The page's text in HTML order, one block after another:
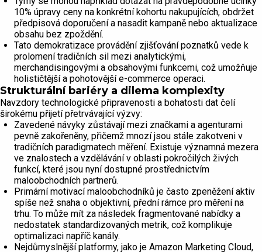
10% úpravy ceny na konkrétní kohortu nakupujících, obdržet
předpisová doporučení a nasadit kampaně nebo aktualizace
obsahu bez zpoždění.
Tato demokratizace provádění zjišťování poznatků vede k
prolomení tradičních sil mezi analytickými,
merchandisingovými a obsahovými funkcemi, což umožňuje
holističtější a pohotovější e-commerce operaci.
Strukturální bariéry a dilema komplexity
Navzdory technologické připravenosti a bohatosti dat čelí
širokému přijetí přetrvávající výzvy:
Zavedené návyky zůstávají mezi značkami a agenturami
pevně zakořeněny, přičemž mnozí jsou stále zakotveni v
tradičních paradigmatech měření. Existuje významná mezera
ve znalostech a vzdělávání v oblasti pokročilých živých
funkcí, které jsou nyní dostupné prostřednictvím
maloobchodních partnerů.
Primární motivací maloobchodníků je často zpeněžení aktiv
spíše než snaha o objektivní, přední rámce pro měření na
trhu. To může mít za následek fragmentované nabídky a
nedostatek standardizovaných metrik, což komplikuje
optimalizaci napříč kanály.
Nejdůmyslnější platformy, jako je Amazon Marketing Cloud,